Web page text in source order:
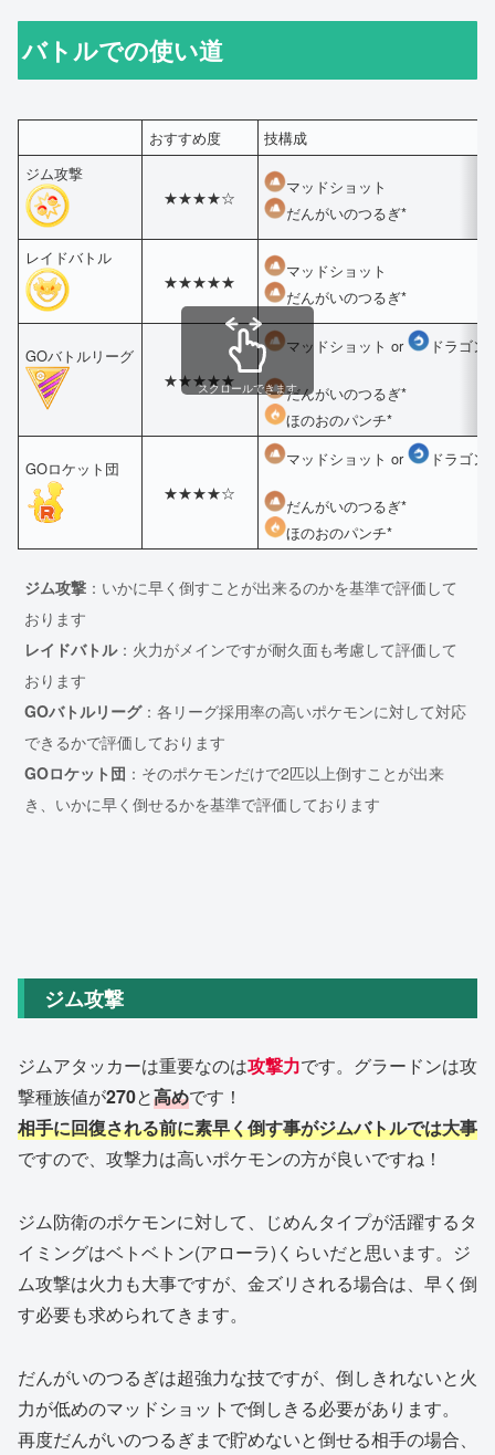
バトルでの使い道
おすすめ度
技構成
ジム攻撃
★★★★☆
マッドショット
だんがいのつるぎ*
レイドバトル
★★★★★
マッドショット
だんがいのつるぎ*
GOバトルリーグ
★★★★★
マッドショット or ドラゴ
だんがいのつるぎ*
ほのおのパンチ*
GOロケット団
★★★★☆
マッドショット or ドラゴン
だんがいのつるぎ*
ほのおのパンチ*
スクロールできます
ジム攻撃 ：いかに早く倒すことが出来るのかを基準で評価して
おります
レイドバトル：火力がメインですが耐久面も考慮して評価して
おります
GOバトルリーグ：各リーグ採用率の高いポケモンに対して対応
できるかで評価しております
GOロケット団 ：そのポケモンだけで2匹以上倒すことが出来
き、いかに早く倒せるかを基準で評価しております
ジム攻撃
ジムアタッカーは重要なのは攻撃力です。グラードンは攻
撃種族値が270と高めです！
相手に回復される前に素早く倒す事がジムバトルでは大事
ですので、攻撃力は高いポケモンの方が良いですね！
ジム防衛のポケモンに対して、じめんタイプが活躍するタ
イミングはベトベトン(アローラ)くらいだと思います。ジ
ム攻撃は火力も大事ですが、金ズリされる場合は、早く倒
す必要も求められてきます。
だんがいのつるぎは超強力な技ですが、倒しきれないと火
力が低めのマッドショットで倒しきる必要があります。
再度だんがいのつるぎまで貯めないと倒せる相手の場合、